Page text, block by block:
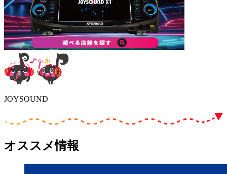
JOYSOUND
オススメ情報